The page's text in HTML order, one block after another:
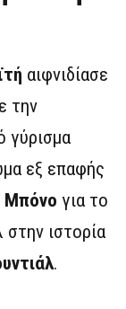
αιφνιδίασε
την
εξ επαφής
Μπόνο για το
ιστορία
.